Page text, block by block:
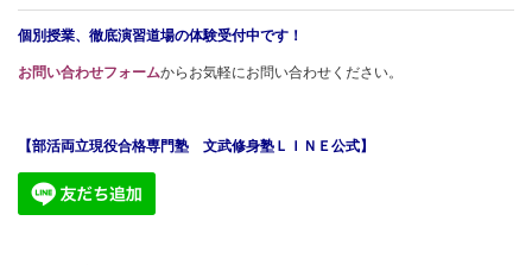
個別授業、徹底演習道場の体験受付中です！
お問い合わせフォームからお気軽にお問い合わせください。
【部活両立現役合格専門塾 文武修身塾ＬＩＮＥ公式】